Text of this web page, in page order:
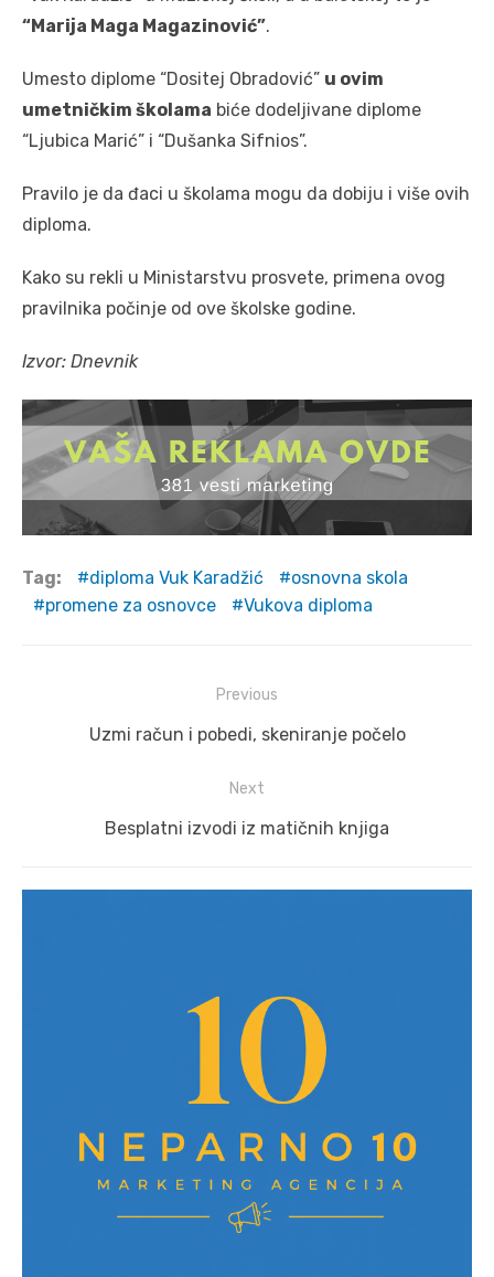
“Marija Maga Magazinović”.
Umesto diplome “Dositej Obradović” u ovim
umetničkim školama biće dodeljivane diplome
“Ljubica Marić” i “Dušanka Sifnios”.
Pravilo je da đaci u školama mogu da dobiju i više ovih
diploma.
Kako su rekli u Ministarstvu prosvete, primena ovog
pravilnika počinje od ove školske godine.
Izvor: Dnevnik
Tag: diploma Vuk Karadžić
osnovna skola
promene za osnovce
Vukova diploma
navigation
Previous
Previous
Uzmi račun i pobedi, skeniranje počelo
Next
Next
Besplatni izvodi iz matičnih knjiga